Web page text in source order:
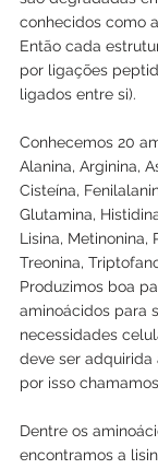
conhecidos como
Então cada
por ligações
ligados entre si).
Conhecemos 20
Alanina, Arginina,
Cisteína,
Glutamina,
Lisina, Metinonina,
Treonina,
Produzimos boa
aminoácidos para
necessidades
deve ser adquirida
por isso
Dentre os
encontramos a